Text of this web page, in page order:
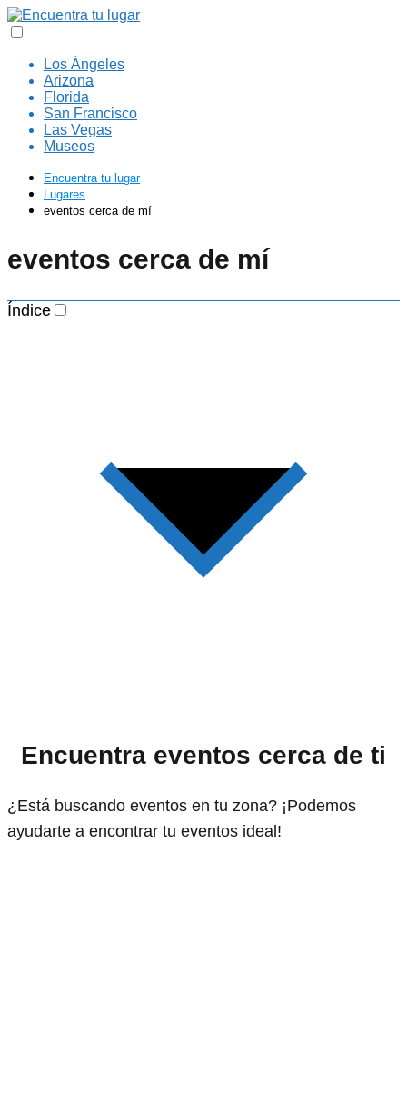
Los Ángeles
Arizona
Florida
San Francisco
Las Vegas
Museos
Encuentra tu lugar
Lugares
eventos cerca de mí
eventos cerca de mí
Índice
Encuentra eventos cerca de ti
¿Está buscando eventos en tu zona? ¡Podemos
ayudarte a encontrar tu eventos ideal!